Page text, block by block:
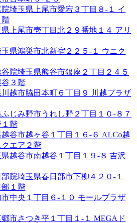
院埼玉県上尾市愛宕３丁目８-１ イ
階
上尾市壱丁目北２９番地１４ アリ
玉県鴻巣市北新宿２２５-１ ウニク
谷院埼玉県熊谷市銀座２丁目２４５
３階
越市脇田本町６丁目９ 川越プラザ
じみ野市うれし野２丁目１０-８７
１階
谷市越ヶ谷１丁目１６-６ ALCo越
エア２階
越谷市南越谷１丁目１９-８ 吉沢
部院埼玉県春日部市下柳４２０-１
１階
中央１丁目６-１０ モールプラザ
市さつき平１丁目１-１ MEGAド